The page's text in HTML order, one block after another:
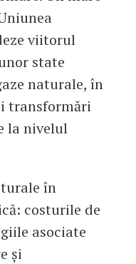
viitorul
state
naturale, în
transformări
la nivelul
în
costurile de
asociate
și